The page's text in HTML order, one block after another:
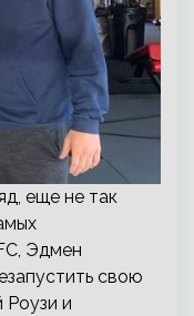
еще не так
Эдмен
свою
Роузи и